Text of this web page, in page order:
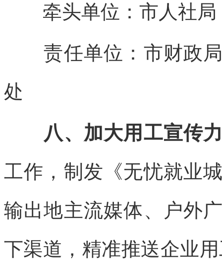
牵头单位：市人社局
责任单位：市财政局
处
八、加大用工宣传
工作，制发《无忧就业
输出地主流媒体、户外
下渠道，精准推送企业